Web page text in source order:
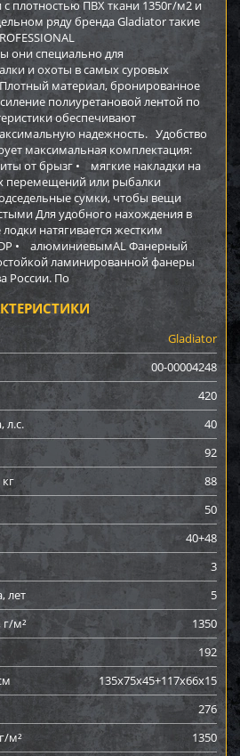
плотностью ПВХ ткани 1350г/м2 и
ряду бренда Gladiator такие
они специально для
и охоты в самых суровых
Плотный материал, бронированное
полиуретановой лентой по
обеспечивают
надежность. Удобство
максимальная комплектация:
от брызг • мягкие накладки на
перемещений или рыбалки
сумки, чтобы вещи
Для удобного нахождения в
натягивается жестким
• алюминиевымAL Фанерный
ламинированной фанеры
России. По
Gladiator
00-00004248
420
л.с.
40
92
88
50
40+48
3
лет
5
г/м²
1350
192
135x75x45+117x66x15
276
м²
1350